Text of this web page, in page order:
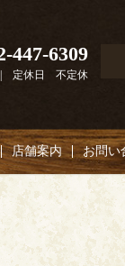
447-6309
| 定休日 不定休
店舗案内 お問い